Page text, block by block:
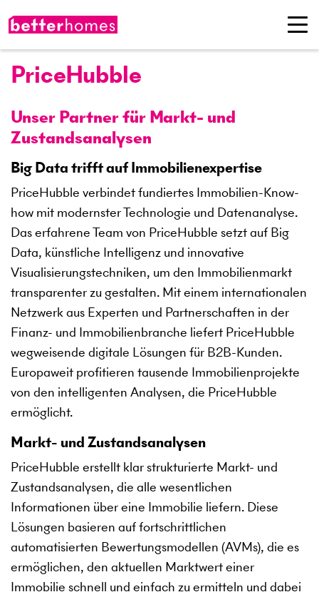
PriceHubble
Unser Partner für Markt- und
Zustandsanalysen
Big Data trifft auf Immobilienexpertise
PriceHubble verbindet fundiertes Immobilien-Know-
how mit modernster Technologie und Datenanalyse.
Das erfahrene Team von PriceHubble setzt auf Big
Data, künstliche Intelligenz und innovative
Visualisierungstechniken, um den Immobilienmarkt
transparenter zu gestalten. Mit einem internationalen
Netzwerk aus Experten und Partnerschaften in der
Finanz- und Immobilienbranche liefert PriceHubble
wegweisende digitale Lösungen für B2B-Kunden.
Europaweit profitieren tausende Immobilienprojekte
von den intelligenten Analysen, die PriceHubble
ermöglicht.
Markt- und Zustandsanalysen
PriceHubble erstellt klar strukturierte Markt- und
Zustandsanalysen, die alle wesentlichen
Informationen über eine Immobilie liefern. Diese
Lösungen basieren auf fortschrittlichen
automatisierten Bewertungsmodellen (AVMs), die es
ermöglichen, den aktuellen Marktwert einer
Immobilie schnell und einfach zu ermitteln und dabei